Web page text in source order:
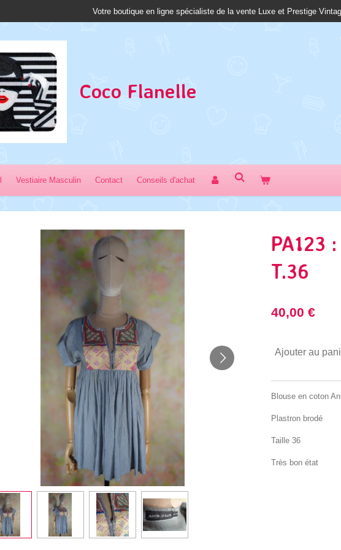
Votre boutique en ligne spécialiste de la vente Luxe et Prestige
Coco Flanelle
Vestiaire Masculin Contact Conseils d'achat
PA123
T.36
40,00 €
Ajouter au
Blouse en coton
Plastron brodé
Taille 36
Très bon état